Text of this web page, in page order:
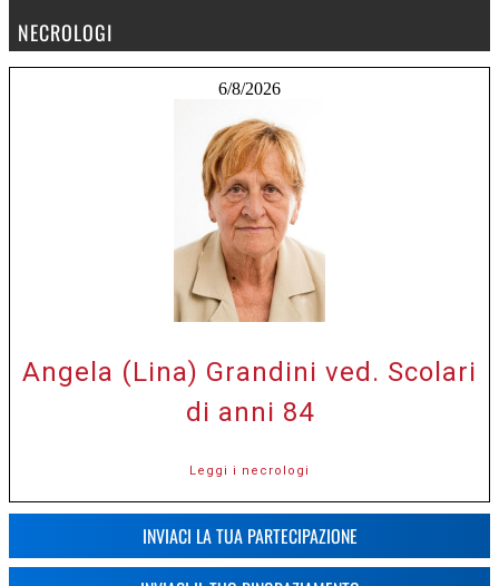
NECROLOGI
6/8/2026
Angela (Lina) Grandini ved. Scolari
di anni 84
Leggi i necrologi
INVIACI LA TUA PARTECIPAZIONE